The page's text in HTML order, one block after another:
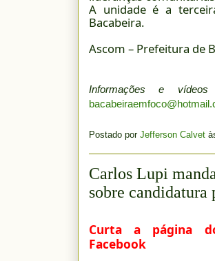
A unidade é a
Bacabeira.
Ascom – Prefeitura de
Informações e
Postado por Jefferson Calvet
Carlos Lupi
sobre candidatura
Curta a página
Facebook